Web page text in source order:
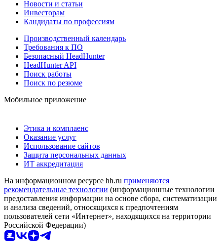
Новости и статьи
Инвесторам
Кандидаты по профессиям
Производственный календарь
Требования к ПО
Безопасный HeadHunter
HeadHunter API
Поиск работы
Поиск по резюме
Мобильное приложение
Этика и комплаенс
Оказание услуг
Использование сайтов
Защита персональных данных
ИТ аккредитация
На информационном ресурсе hh.ru применяются
рекомендательные технологии (информационные технологии
предоставления информации на основе сбора, систематизации
и анализа сведений, относящихся к предпочтениям
пользователей сети «Интернет», находящихся на территории
Российской Федерации)